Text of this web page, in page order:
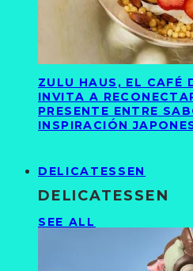
ZULU HAUS, EL CAFÉ
INVITA A
PRESENTE ENTRE
INSPIRACIÓN
DELICATESSEN
DELICATESSEN
SEE ALL